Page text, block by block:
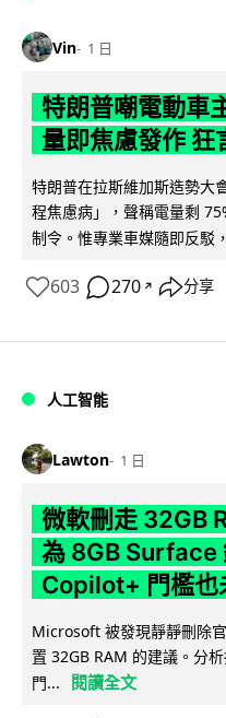
Vin 1 日
特朗普嘲電動車
量即焦慮發作 狂
特朗普在拉斯維加斯造勢大
程焦慮病」，聲稱電量剩
制令。惟專業車媒隨即反駁
603 270 ↗ 分享
人工智能
Lawton 1 日
微軟刪走 32GB
為 8GB Surface
Copilot+ 門檻也
Microsoft 被發現靜靜刪除
置 32GB RAM 的建議。分
門...
閱讀全文